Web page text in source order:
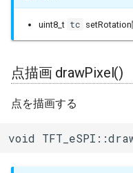
decodeUTF8()
文字送信 write()
属性設定 setAttribute()
属性取得 getAttribute()
設定取得 getSetup()
uint8_t tc
点描画 drawPixel()
点を描画する
void